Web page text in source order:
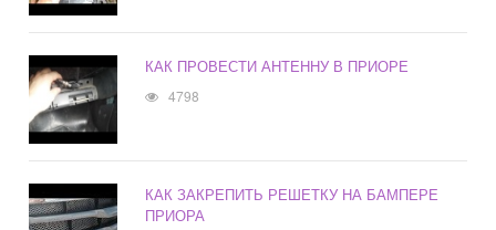
КАК ПРОВЕСТИ АНТЕННУ В ПРИОРЕ
4798
КАК ЗАКРЕПИТЬ РЕШЕТКУ НА БАМПЕРЕ
ПРИОРА